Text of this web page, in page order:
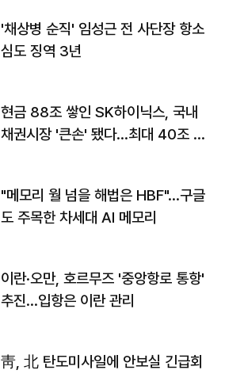
'채상병 순직' 임성근 전 사단장 항소
심도 징역 3년
현금 88조 쌓인 SK하이닉스, 국내
채권시장 '큰손' 됐다…최대 40조 투
"메모리 월 넘을 해법은 HBF"…구글
도 주목한 차세대 AI 메모리
이란·오만, 호르무즈 '중앙항로 통항'
추진…입항은 이란 관리
靑, 北 탄도미사일에 안보실 긴급회